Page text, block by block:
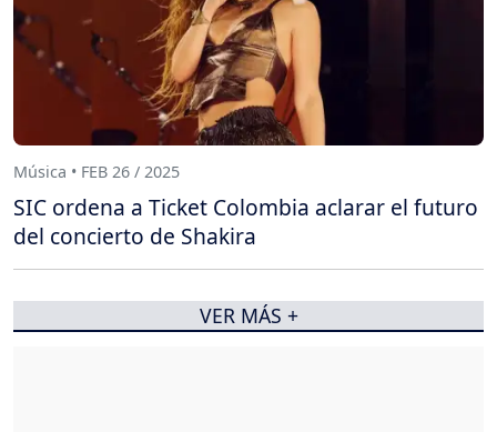
Música • FEB 26 / 2025
SIC ordena a Ticket Colombia aclarar el futuro
del concierto de Shakira
VER MÁS +